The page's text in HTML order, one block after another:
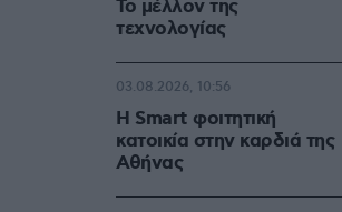
Το μέλλον της
τεχνολογίας
Η Smart φοιτητική
κατοικία στην καρδιά της
Αθήνας
03.08.2026, 10:56